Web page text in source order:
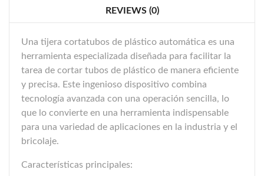
REVIEWS (0)
Una tijera cortatubos de plástico automática es una
herramienta especializada diseñada para facilitar la
tarea de cortar tubos de plástico de manera eficiente
y precisa. Este ingenioso dispositivo combina
tecnología avanzada con una operación sencilla, lo
que lo convierte en una herramienta indispensable
para una variedad de aplicaciones en la industria y el
bricolaje.
Características principales: